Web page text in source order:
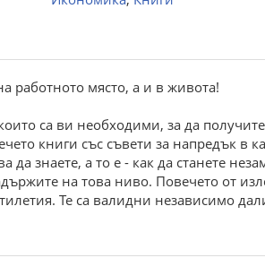
работното място, а и в живота!
са ви необходими, за да
книги със съвети за напредък в
да знаете, а то е - как да станете
на това ниво. Повечето от
Те са валидни независимо